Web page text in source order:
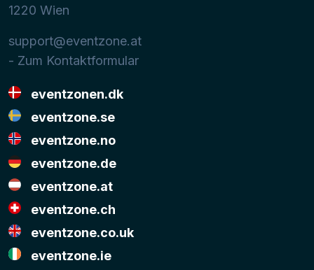
1220 Wien
support@eventzone.at
- Zum Kontaktformular
eventzonen.dk
eventzone.se
eventzone.no
eventzone.de
eventzone.at
eventzone.ch
eventzone.co.uk
eventzone.ie